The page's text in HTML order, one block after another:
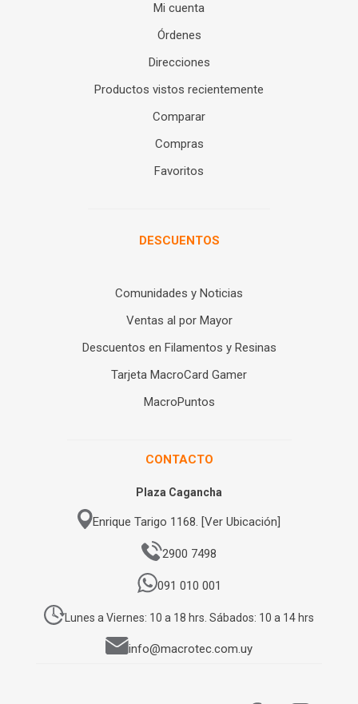
Mi cuenta
Órdenes
Direcciones
Productos vistos recientemente
Comparar
Compras
Favoritos
DESCUENTOS
Comunidades y Noticias
Ventas al por Mayor
Descuentos en Filamentos y Resinas
Tarjeta MacroCard Gamer
MacroPuntos
CONTACTO
Plaza Cagancha
Enrique Tarigo 1168. [Ver Ubicación]
2900 7498
091 010 001
Lunes a Viernes: 10 a 18 hrs. Sábados: 10 a 14 hrs
info@macrotec.com.uy